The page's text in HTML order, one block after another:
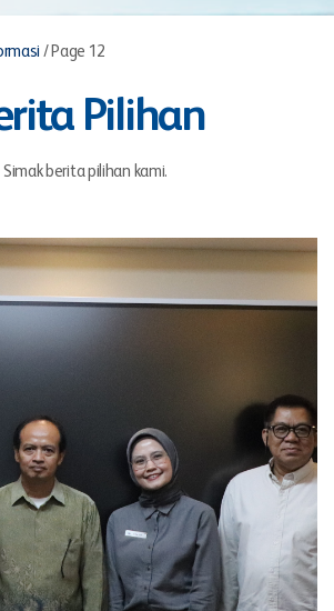
/ Page 12
Pilihan
Simak berita pilihan kami.